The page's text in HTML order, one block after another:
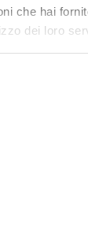
che hai
dei loro